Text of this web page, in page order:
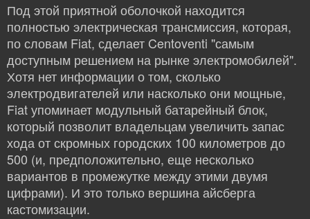
Под этой приятной оболочкой находится
полностью электрическая трансмиссия, которая,
по словам Fiat, сделает Centoventi "самым
доступным решением на рынке электромобилей".
Хотя нет информации о том, сколько
электродвигателей или насколько они мощные,
Fiat упоминает модульный батарейный блок,
который позволит владельцам увеличить запас
хода от скромных городских 100 километров до
500 (и, предположительно, еще несколько
вариантов в промежутке между этими двумя
цифрами). И это только вершина айсберга
кастомизации.